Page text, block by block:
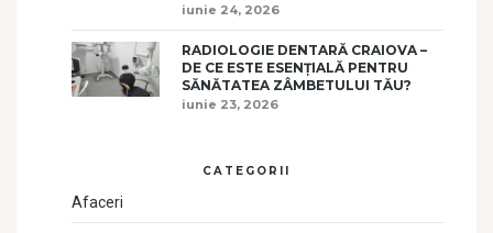
iunie 24, 2026
RADIOLOGIE DENTARĂ CRAIOVA –
DE CE ESTE ESENȚIALĂ PENTRU
SĂNĂTATEA ZÂMBETULUI TĂU?
iunie 23, 2026
CATEGORII
Afaceri